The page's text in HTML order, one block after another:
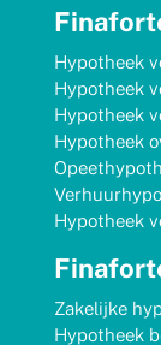
Hypotheek
Hypotheek
Hypotheek
Hypotheek
Hypotheek
Zakelijke
Hypotheek